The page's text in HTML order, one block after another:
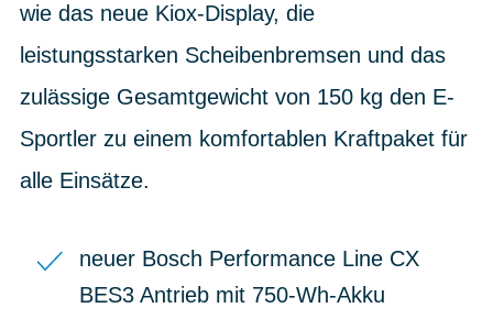
wie das neue Kiox-Display, die
leistungsstarken Scheibenbremsen und das
zulässige Gesamtgewicht von 150 kg den E-
Sportler zu einem komfortablen Kraftpaket für
alle Einsätze.
neuer Bosch Performance Line CX
BES3 Antrieb mit 750-Wh-Akku